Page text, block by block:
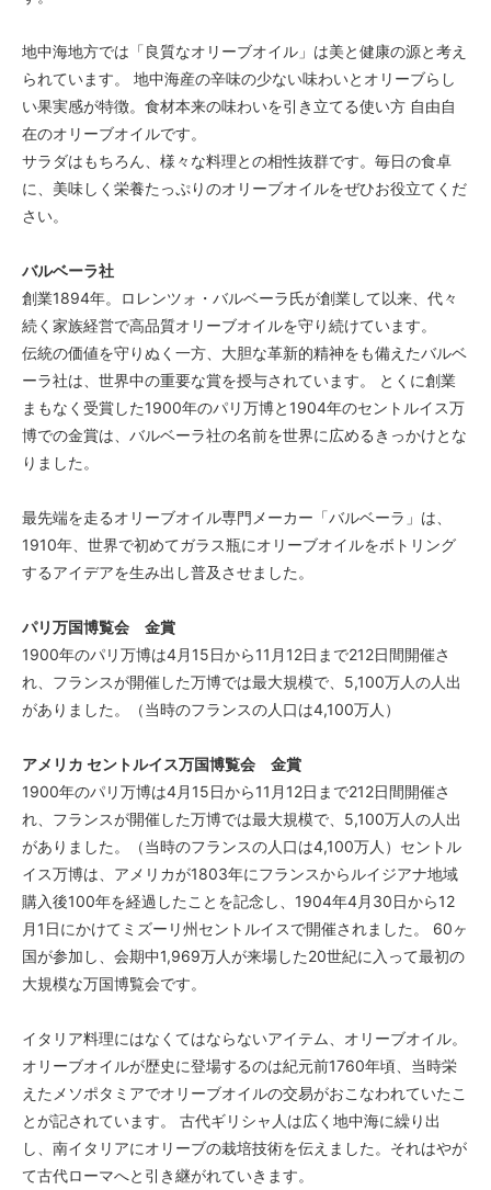
地中海地方では「良質なオリーブオイル」は美と健康の源と考え
られています。 地中海産の辛味の少ない味わいとオリーブらし
い果実感が特徴。食材本来の味わいを引き立てる使い方 自由自
在のオリーブオイルです。
サラダはもちろん、様々な料理との相性抜群です。毎日の食卓
に、美味しく栄養たっぷりのオリーブオイルをぜひお役立てくだ
さい。
バルベーラ社
創業1894年。ロレンツォ・バルベーラ氏が創業して以来、代々
続く家族経営で高品質オリーブオイルを守り続けています。
伝統の価値を守りぬく一方、大胆な革新的精神をも備えたバルベ
ーラ社は、世界中の重要な賞を授与されています。 とくに創業
まもなく受賞した1900年のパリ万博と1904年のセントルイス万
博での金賞は、バルベーラ社の名前を世界に広めるきっかけとな
りました。
最先端を走るオリーブオイル専門メーカー「バルベーラ」は、
1910年、世界で初めてガラス瓶にオリーブオイルをボトリング
するアイデアを生み出し普及させました。
パリ万国博覧会 金賞
1900年のパリ万博は4月15日から11月12日まで212日間開催さ
れ、フランスが開催した万博では最大規模で、5,100万人の人出
がありました。（当時のフランスの人口は4,100万人）
アメリカ セントルイス万国博覧会 金賞
1900年のパリ万博は4月15日から11月12日まで212日間開催さ
れ、フランスが開催した万博では最大規模で、5,100万人の人出
がありました。（当時のフランスの人口は4,100万人）セントル
イス万博は、アメリカが1803年にフランスからルイジアナ地域
購入後100年を経過したことを記念し、1904年4月30日から12
月1日にかけてミズーリ州セントルイスで開催されました。 60ヶ
国が参加し、会期中1,969万人が来場した20世紀に入って最初の
大規模な万国博覧会です。
イタリア料理にはなくてはならないアイテム、オリーブオイル。
オリーブオイルが歴史に登場するのは紀元前1760年頃、当時栄
えたメソポタミアでオリーブオイルの交易がおこなわれていたこ
とが記されています。 古代ギリシャ人は広く地中海に繰り出
し、南イタリアにオリーブの栽培技術を伝えました。それはやが
て古代ローマへと引き継がれていきます。